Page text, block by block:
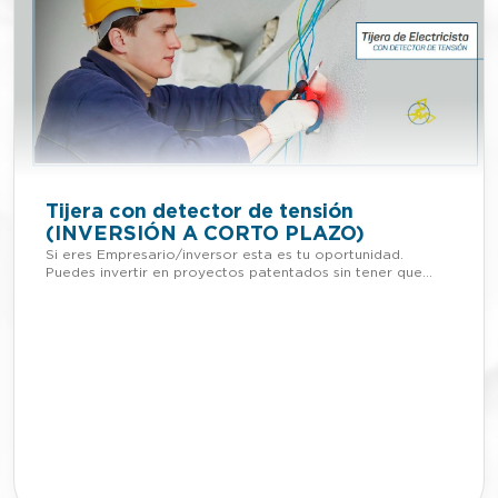
Tijera con detector de tensión
(INVERSIÓN A CORTO PLAZO)
Si eres Empresario/inversor esta es tu oportunidad.
Puedes invertir en proyectos patentados sin tener que